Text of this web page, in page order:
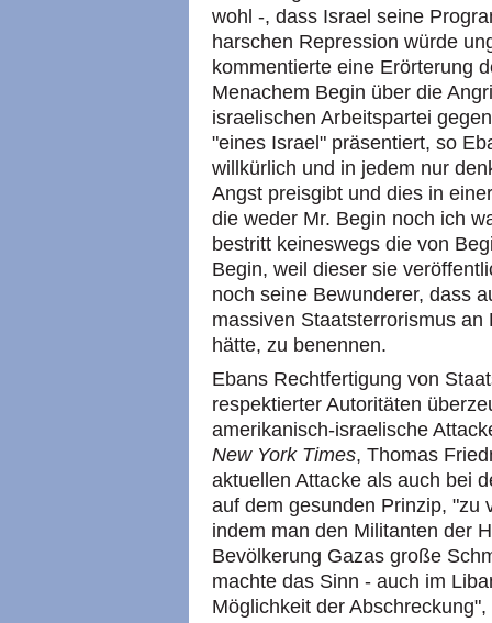
wohl -, dass Israel seine
harschen Repression würde
kommentierte eine Erörterung
Menachem Begin über die
israelischen Arbeitspartei
"eines Israel" präsentiert, so
willkürlich und in jedem nur
Angst preisgibt und dies in
die weder Mr. Begin noch ich
bestritt keineswegs die von
Begin, weil dieser sie
noch seine Bewunderer, dass
massiven Staatsterrorismus
hätte, zu benennen.
Ebans Rechtfertigung von
respektierter Autoritäten
amerikanisch-israelische
New York Times, Thomas
aktuellen Attacke als auch bei
auf dem gesunden Prinzip, "zu
indem man den Militanten der
Bevölkerung Gazas große
machte das Sinn - auch im
Möglichkeit der